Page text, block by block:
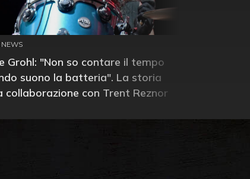
NEWS
Grohl: "Non so contare il tempo
suono la batteria". La storia
collaborazione con Trent Reznor